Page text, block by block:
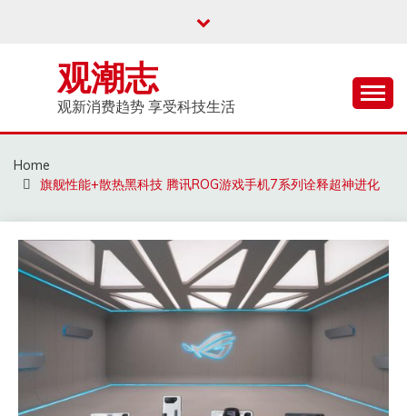
观潮志
观新消费趋势 享受科技生活
Home
旗舰性能+散热黑科技 腾讯ROG游戏手机7系列诠释超神进化